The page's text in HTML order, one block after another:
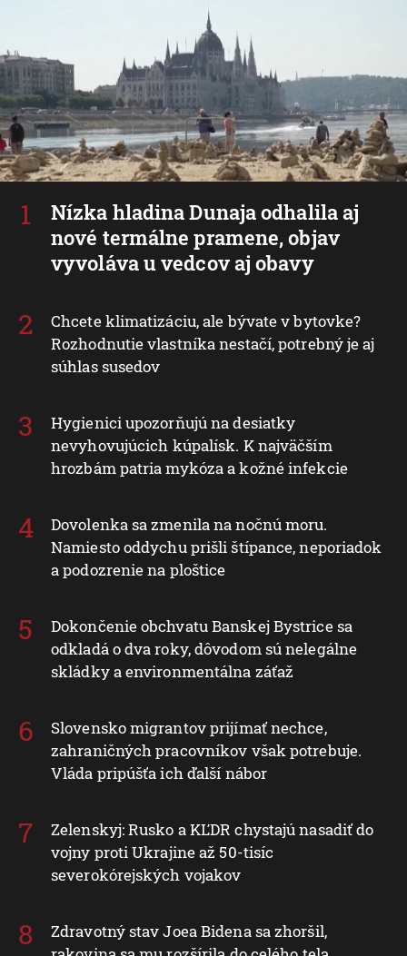
Nízka hladina Dunaja odhalila aj
nové termálne pramene, objav
vyvoláva u vedcov aj obavy
Chcete klimatizáciu, ale bývate v bytovke?
Rozhodnutie vlastníka nestačí, potrebný je aj
súhlas susedov
Hygienici upozorňujú na desiatky
nevyhovujúcich kúpalísk. K najväčším
hrozbám patria mykóza a kožné infekcie
Dovolenka sa zmenila na nočnú moru.
Namiesto oddychu prišli štípance, neporiadok
a podozrenie na ploštice
Dokončenie obchvatu Banskej Bystrice sa
odkladá o dva roky, dôvodom sú nelegálne
skládky a environmentálna záťaž
Slovensko migrantov prijímať nechce,
zahraničných pracovníkov však potrebuje.
Vláda pripúšťa ich ďalší nábor
Zelenskyj: Rusko a KĽDR chystajú nasadiť do
vojny proti Ukrajine až 50-tisíc
severokórejských vojakov
Zdravotný stav Joea Bidena sa zhoršil,